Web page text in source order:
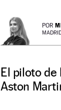
POR
El piloto de
Aston